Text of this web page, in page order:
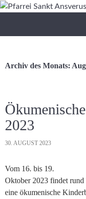
Zum
Archiv des Monats:
2023
30. AUGUST 2023
Vom 16. bis 19.
Oktober 2023 findet rund
eine ökumenische